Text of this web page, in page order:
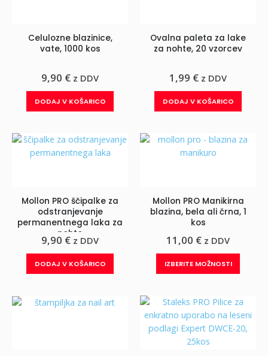
na
na
strani
Celulozne blazinice,
vate, 1000 kos
9,90 € z DDV
DODAJ V KOŠARICO
Ovalna paleta za lake
za nohte, 20 vzorcev
1,99 € z DDV
DODAJ V KOŠARICO
Mollon PRO ščipalke za
odstranjevanje
permanentnega laka za
nohte
9,90 € z DDV
DODAJ V KOŠARICO
Mollon PRO Manikirna
blazina, bela ali črna, 1
kos
11,00 € z DDV
IZBERITE MOŽNOSTI
izdelek
več
različic.